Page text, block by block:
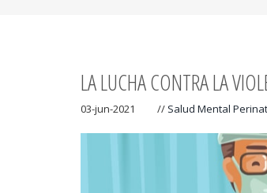
LA LUCHA CONTRA LA
03-jun-2021 // Salud Mental